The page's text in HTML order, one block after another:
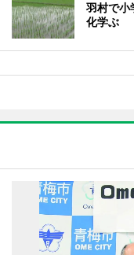
羽村で
化学ぶ